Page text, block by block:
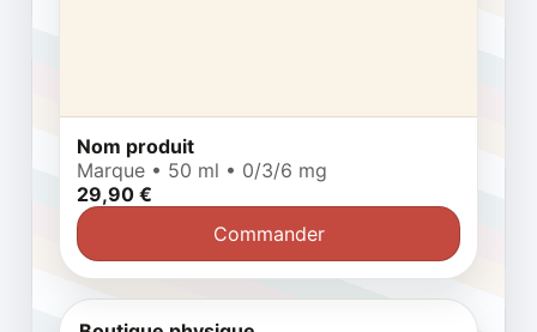
Nom produit
Marque • 50 ml • 0/3/6 mg
29,90 €
Commander